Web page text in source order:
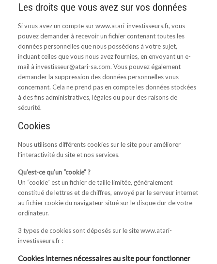
Les droits que vous avez sur vos données
Si vous avez un compte sur www.atari-investisseurs.fr, vous
pouvez demander à recevoir un fichier contenant toutes les
données personnelles que nous possédons à votre sujet,
incluant celles que vous nous avez fournies, en envoyant un e-
mail àinvestisseur@atari-sa.com. Vous pouvez également
demander la suppression des données personnelles vous
concernant. Cela ne prend pas en compte les données stockées
à des fins administratives, légales ou pour des raisons de
sécurité.
Cookies
Nous utilisons différents cookies sur le site pour améliorer
l’interactivité du site et nos services.
Qu’est-ce qu’un “cookie” ?
Un “cookie” est un fichier de taille limitée, généralement
constitué de lettres et de chiffres, envoyé par le serveur internet
au fichier cookie du navigateur situé sur le disque dur de votre
ordinateur.
3 types de cookies sont déposés sur le site www.atari-
investisseurs.fr :
Cookies internes nécessaires au site pour fonctionner